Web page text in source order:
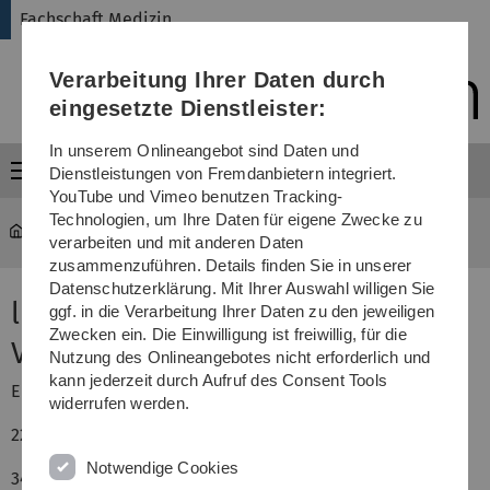
Direkt
Direkt
Direkt
(Sprache,
Drucken,
Media)
Direkt
Direkt
Fachschaft Medizin
Menü
...
last minute Bildgebende
Verfahren
Elsevier Verlag
22,99€
3437433539
Verarbeitung Ihrer Daten durch
eingesetzte Dienstleister:
In unserem Onlineangebot sind Daten und
Dienstleistungen von Fremdanbietern integriert.
YouTube und Vimeo benutzen Tracking-
Technologien, um Ihre Daten für eigene Zwecke zu
verarbeiten und mit anderen Daten
zusammenzuführen. Details finden Sie in unserer
Datenschutzerklärung. Mit Ihrer Auswahl willigen Sie
ggf. in die Verarbeitung Ihrer Daten zu den jeweiligen
Zwecken ein. Die Einwilligung ist freiwillig, für die
Nutzung des Onlineangebotes nicht erforderlich und
kann jederzeit durch Aufruf des Consent Tools
widerrufen werden.
Notwendige Cookies